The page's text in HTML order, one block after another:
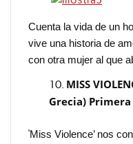
Cuenta la vida de un
vive una historia de
con otra mujer al que
MISS
Grecia)
‘Miss Violence’ nos